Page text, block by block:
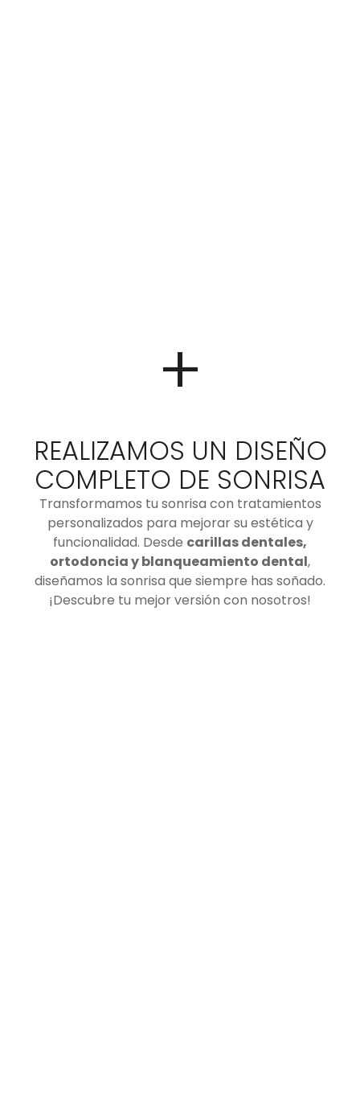
+
REALIZAMOS UN DISEÑO
COMPLETO DE SONRISA
Transformamos tu sonrisa con tratamientos
personalizados para mejorar su estética y
funcionalidad. Desde carillas dentales,
ortodoncia y blanqueamiento dental,
diseñamos la sonrisa que siempre has soñado.
¡Descubre tu mejor versión con nosotros!